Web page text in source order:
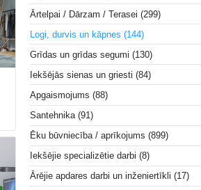
Ārtelpai / Dārzam / Terasei (299)
Logi, durvis un kāpnes (144)
Grīdas un grīdas segumi (130)
Iekšējās sienas un griesti (84)
Apgaismojums (88)
Santehnika (91)
Ēku būvniecība / aprīkojums (899)
Iekšējie specializētie darbi (8)
Ārējie apdares darbi un inženiertīkli (17)